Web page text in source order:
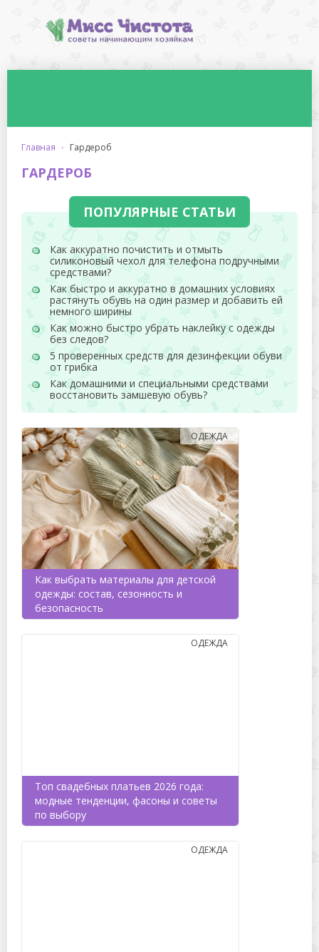
главная · гардероб
ГАРДЕРОБ
ПОПУЛЯРНЫЕ СТАТЬИ
Как аккуратно почистить и отмыть
силиконовый чехол для телефона подручными
средствами?
Как быстро и аккуратно в домашних условиях
растянуть обувь на один размер и добавить ей
немного ширины
Как можно быстро убрать наклейку с одежды
без следов?
5 проверенных средств для дезинфекции обуви
от грибка
Как домашними и специальными средствами
восстановить замшевую обувь?
Как выбрать материалы для детской
одежды: состав, сезонность и
безопасность
ОДЕЖДА
Топ свадебных платьев 2026 года:
модные тенденции, фасоны и советы
по выбору
ОДЕЖДА
ОДЕЖДА